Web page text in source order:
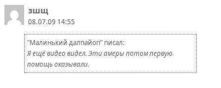
зшщ
08.07.09 14:55
"Малинький далпайоп" писал:
Я ещё видео видел. Эти амеры потом первую
помощь оказывали.